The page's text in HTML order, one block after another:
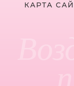
КАРТА